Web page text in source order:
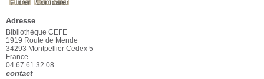
Adresse
Bibliothèque CEFE
1919 Route de Mende
34293 Montpellier Cedex 5
France
04.67.61.32.08
contact